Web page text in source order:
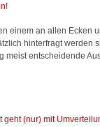
einem an allen Ecken
hinterfragt werden
meist entscheidende
geht (nur) mit